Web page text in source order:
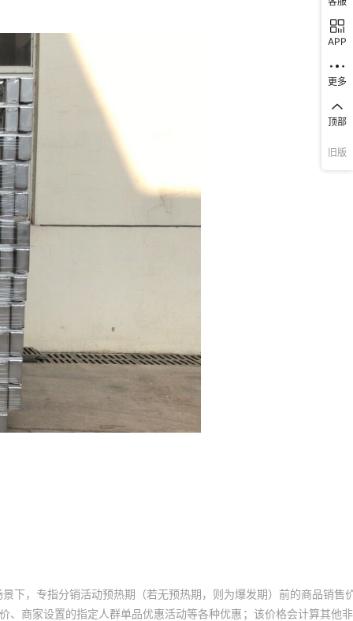
下，专指分销活动预热期（若无预热期，则为爆发期）前的商品销售
商家设置的指定人群单品优惠活动等各种优惠；该价格会计算其他
APP
更多
顶部
旧版